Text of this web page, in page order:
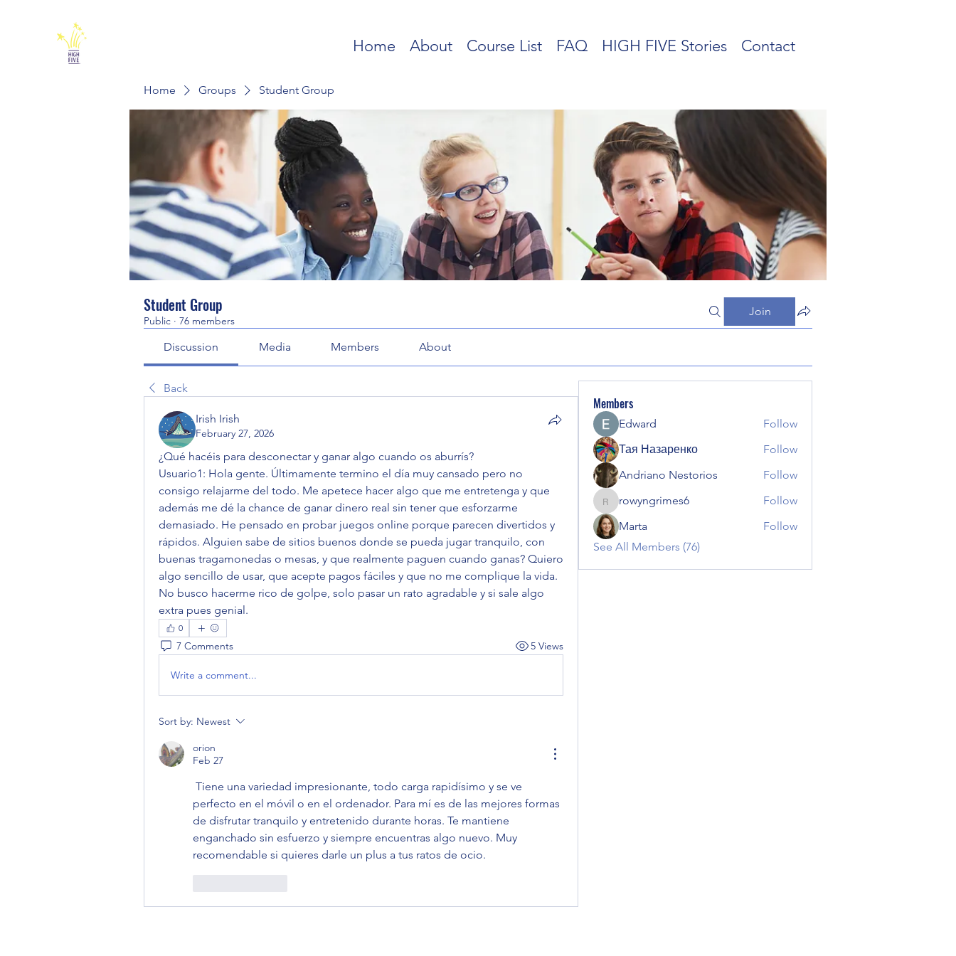
Home About Course List FAQ HIGH FIVE Stories Contact
Home Groups Student Group
Student Group
Public · 76 members
Join
Discussion Media Members About
Back
Irish Irish
February 27, 2026
¿Qué hacéis para desconectar y ganar algo cuando os aburrís?
Usuario1: Hola gente. Últimamente termino el día muy cansado pero no
consigo relajarme del todo. Me apetece hacer algo que me entretenga y que
además me dé la chance de ganar dinero real sin tener que esforzarme
demasiado. He pensado en probar juegos online porque parecen divertidos y
rápidos. Alguien sabe de sitios buenos donde se pueda jugar tranquilo, con
buenas tragamonedas o mesas, y que realmente paguen cuando ganas? Quiero
algo sencillo de usar, que acepte pagos fáciles y que no me complique la vida.
No busco hacerme rico de golpe, solo pasar un rato agradable y si sale algo
extra pues genial.
0
7 Comments 5 Views
Write a comment...
Sort by: Newest
orion
Feb 27
perfecto en el móvil o en el ordenador. Para mí es de las mejores formas
de disfrutar tranquilo y entretenido durante horas. Te mantiene
enganchado sin esfuerzo y siempre encuentras algo nuevo. Muy
recomendable si quieres darle un plus a tus ratos de ocio.
Members
Edward
Follow
Тая Назаренко
Follow
Andriano Nestorios
Follow
rowyngrimes6
rowyngrimes6
Follow
Marta
Follow
See All Members (76)